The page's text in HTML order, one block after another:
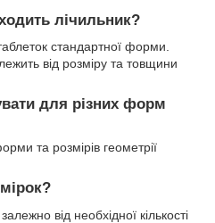
лічильник?
стандартної форми.
від розміру та товщини
для різних форм
та розмірів геометрії
від необхідної кількості